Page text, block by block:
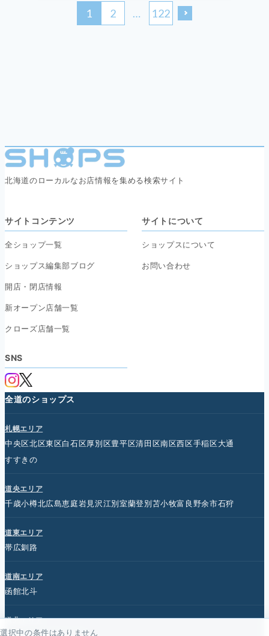
選択中の条件はありません
1 2 … 122
北海道のローカルなお店情報を集める検索サイト
サイトコンテンツ
全ショップ一覧
ショップス編集部ブログ
開店・閉店情報
新オープン店舗一覧
クローズ店舗一覧
サイトについて
ショップスについて
お問い合わせ
SNS
全道のショップス
札幌エリア
中央区北区東区白石区厚別区豊平区清田区南区西区手稲区大通
すすきの
道央エリア
千歳小樽北広島恵庭岩見沢江別室蘭登別苫小牧富良野余市石狩
道東エリア
帯広釧路
道南エリア
函館北斗
道北エリア